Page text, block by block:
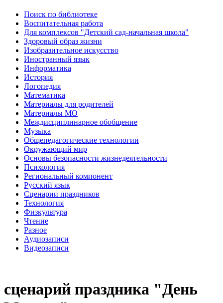
Поиск по библиотеке
Воспитательная работа
Для комплексов "Детский сад-начальная школа"
Здоровый образ жизни
Изобразительное искусство
Иностранный язык
Информатика
История
Логопедия
Математика
Материалы для родителей
Материалы МО
Междисциплинарное обобщение
Музыка
Общепедагогические технологии
Окружающий мир
Основы безопасности жизнедеятельности
Психология
Региональный компонент
Русский язык
Сценарии праздников
Технология
Физкультура
Чтение
Разное
Аудиозаписи
Видеозаписи
сценарий праздника "День